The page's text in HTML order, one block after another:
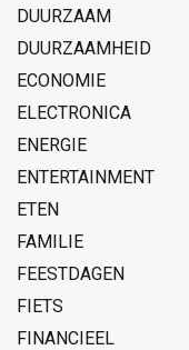
DUURZAAM
DUURZAAMHEID
ECONOMIE
ELECTRONICA
ENERGIE
ENTERTAINMENT
ETEN
FAMILIE
FEESTDAGEN
FIETS
FINANCIEEL